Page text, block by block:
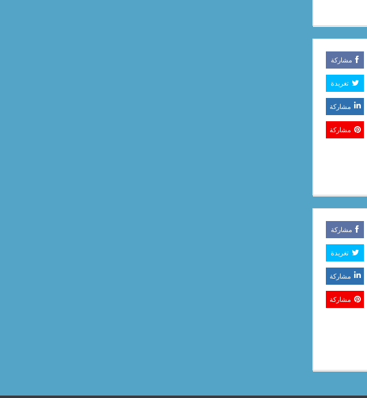
مشاركة
تغريدة
مشاركة
مشاركة
مشاركة
تغريدة
مشاركة
مشاركة